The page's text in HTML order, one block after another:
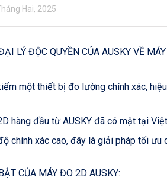
Hai, 2025
LÝ ĐỘC QUYỀN CỦA AUSKY VỀ
một thiết bị đo lường chính xác,
hàng đầu từ AUSKY đã có mặt tại
chính xác cao, đây là giải pháp tối
CỦA MÁY ĐO 2D AUSKY: